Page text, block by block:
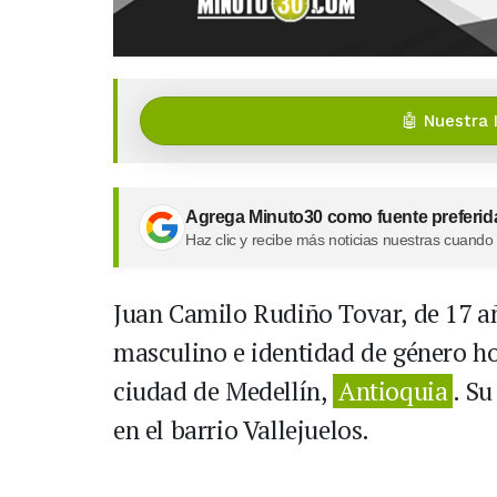
🤖 Nuestra
Agrega Minuto30 como fuente
Haz clic y recibe más noticias nuestras
Juan Camilo Rudiño Tovar, de 17
masculino e identidad de género
ciudad de Medellín, Antioquia .
en el barrio Vallejuelos.